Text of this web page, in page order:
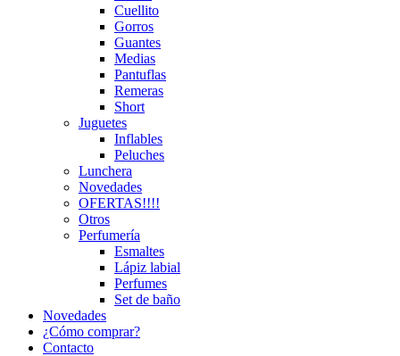
Cuellito
Gorros
Guantes
Medias
Pantuflas
Remeras
Short
Juguetes
Inflables
Peluches
Lunchera
Novedades
OFERTAS!!!!
Otros
Perfumería
Esmaltes
Lápiz labial
Perfumes
Set de baño
Novedades
¿Cómo comprar?
Contacto